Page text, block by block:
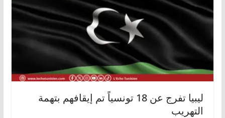
ليبيا تفرج عن 18 تونسياً تم إيقافهم بتهمة
التهريب